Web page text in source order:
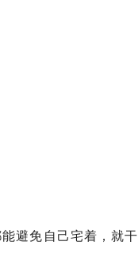
避免自己宅着，就干